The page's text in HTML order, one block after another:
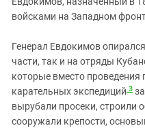
войсками на Западном
Генерал Евдокимов
части, так и на отряды
которые вместо
карательных экспедиций 3
вырубали просеки, строили
сооружали крепости,